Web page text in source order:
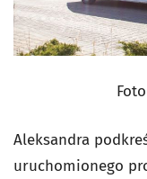
Aleksandra
uruchomionego